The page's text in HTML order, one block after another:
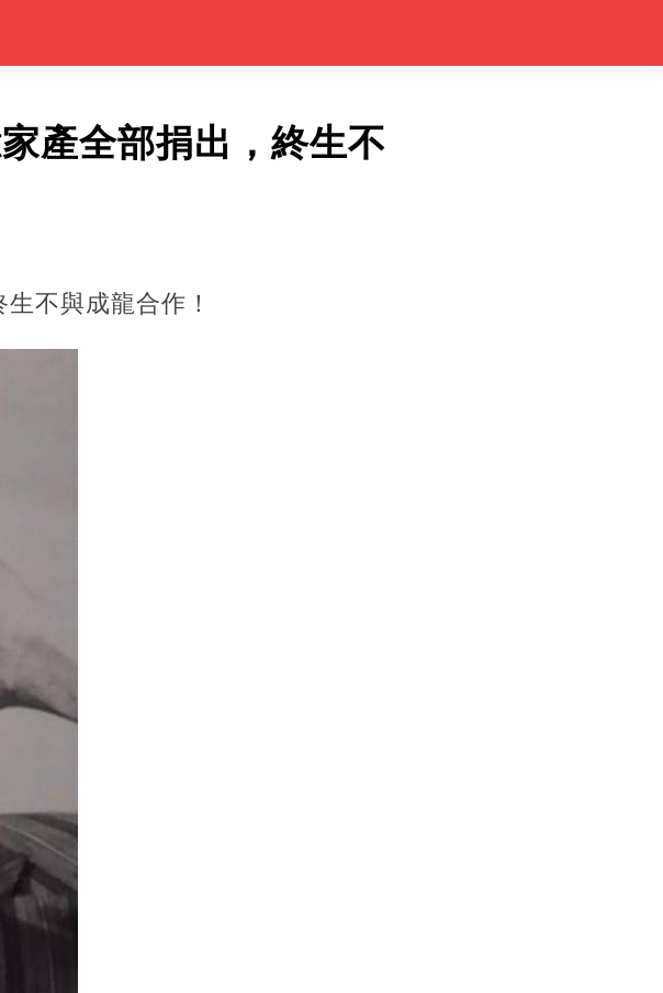
產全部捐出，終生不
不與成龍合作！